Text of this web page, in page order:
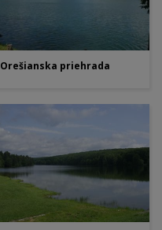
Orešianska priehrada